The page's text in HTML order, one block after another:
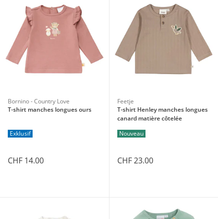
Bornino - Country Love
T-shirt manches longues ours
Exklusif
CHF 14.00
Feetje
T-shirt Henley manches longues
canard matière côtelée
Nouveau
CHF 23.00